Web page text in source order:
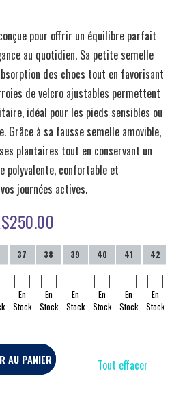
pour offrir un équilibre parfait
au quotidien. Sa petite semelle
des chocs tout en favorisant
de velcro ajustables permettent
idéal pour les pieds sensibles ou
Grâce à sa fausse semelle amovible,
plantaires tout en conservant un
polyvalente, confortable et
journées actives.
250.00
37 38 39 40 41
42
En
Stock
En
Stock
En
Stock
En
Stock
En
Stock
En
Stock
AU PANIER Tout effacer